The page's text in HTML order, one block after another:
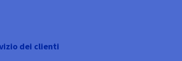
dei clienti